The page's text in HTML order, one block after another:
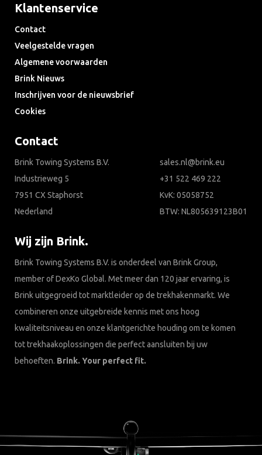
Klantenservice
Contact
Veelgestelde vragen
Algemene voorwaarden
Brink Nieuws
Inschrijven voor de nieuwsbrief
Cookies
Contact
Brink Towing Systems B.V.
Industrieweg 5
7951 CX Staphorst
Nederland
sales.nl@brink.eu
+31 522 469 222
KvK: 05058752
BTW: NL805639123B01
Wij zijn Brink.
Brink Towing Systems B.V. is onderdeel van Brink Group,
member of DexKo Global. Met meer dan 120 jaar ervaring, is
Brink uitgegroeid tot marktleider op de trekhakenmarkt. We
combineren onze uitgebreide kennis met ons hoog
kwaliteitsniveau en onze klantgerichte houding om te komen
tot trekhaakoplossingen die perfect aansluiten bij uw
behoeften. Brink. Your perfect fit.